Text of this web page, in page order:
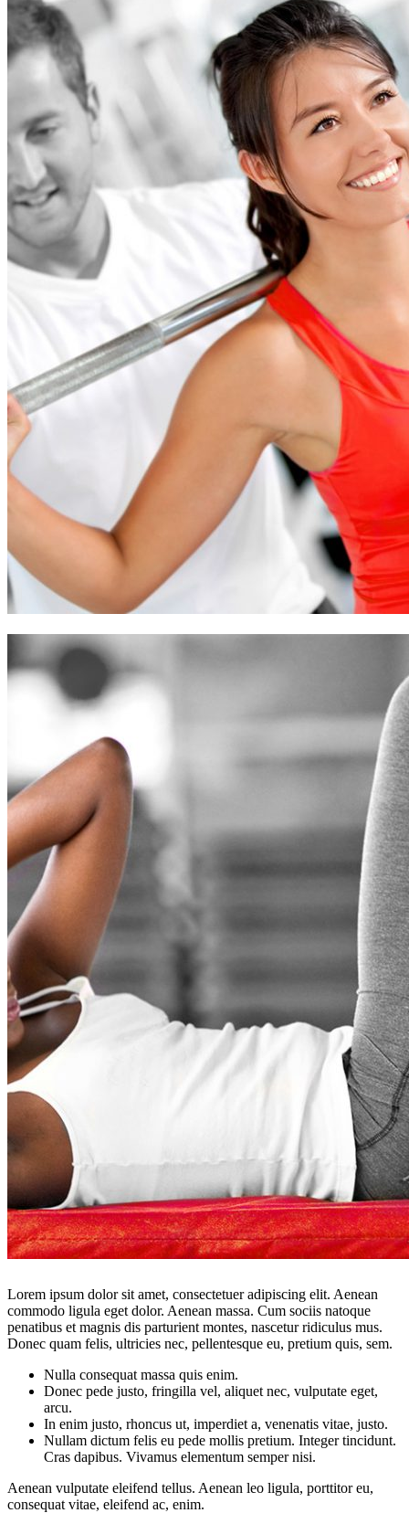
Lorem ipsum dolor sit amet, consectetuer adipiscing elit. Aenean
commodo ligula eget dolor. Aenean massa. Cum sociis natoque
penatibus et magnis dis parturient montes, nascetur ridiculus mus.
Donec quam felis, ultricies nec, pellentesque eu, pretium quis, sem.
Nulla consequat massa quis enim.
Donec pede justo, fringilla vel, aliquet nec, vulputate eget,
arcu.
In enim justo, rhoncus ut, imperdiet a, venenatis vitae, justo.
Nullam dictum felis eu pede mollis pretium. Integer tincidunt.
Cras dapibus. Vivamus elementum semper nisi.
Aenean vulputate eleifend tellus. Aenean leo ligula, porttitor eu,
consequat vitae, eleifend ac, enim.